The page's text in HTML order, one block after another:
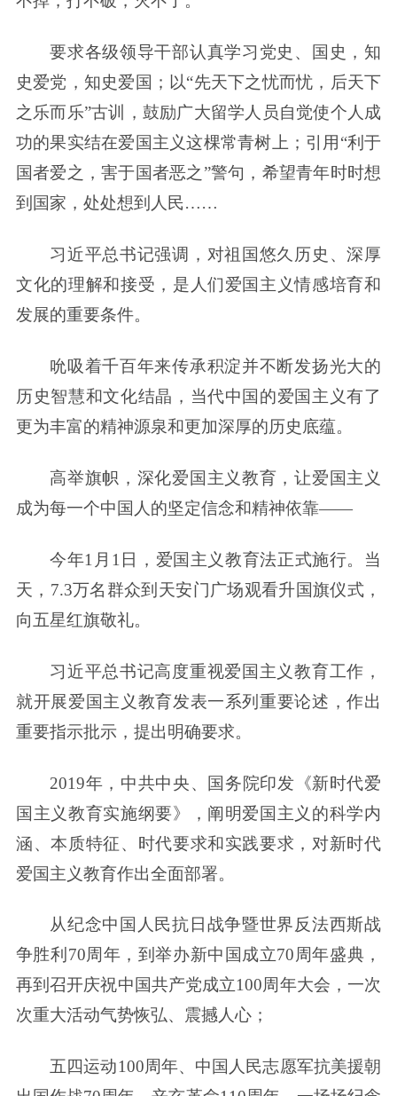
要求各级领导干部认真学习党史、国史，知
史爱党，知史爱国；以“先天下之忧而忧，后天下
之乐而乐”古训，鼓励广大留学人员自觉使个人成
功的果实结在爱国主义这棵常青树上；引用“利于
国者爱之，害于国者恶之”警句，希望青年时时想
到国家，处处想到人民……
习近平总书记强调，对祖国悠久历史、深厚
文化的理解和接受，是人们爱国主义情感培育和
发展的重要条件。
吮吸着千百年来传承积淀并不断发扬光大的
历史智慧和文化结晶，当代中国的爱国主义有了
更为丰富的精神源泉和更加深厚的历史底蕴。
高举旗帜，深化爱国主义教育，让爱国主义
成为每一个中国人的坚定信念和精神依靠——
今年1月1日，爱国主义教育法正式施行。当
天，7.3万名群众到天安门广场观看升国旗仪式，
向五星红旗敬礼。
习近平总书记高度重视爱国主义教育工作，
就开展爱国主义教育发表一系列重要论述，作出
重要指示批示，提出明确要求。
2019年，中共中央、国务院印发《新时代爱
国主义教育实施纲要》，阐明爱国主义的科学内
涵、本质特征、时代要求和实践要求，对新时代
爱国主义教育作出全面部署。
从纪念中国人民抗日战争暨世界反法西斯战
争胜利70周年，到举办新中国成立70周年盛典，
再到召开庆祝中国共产党成立100周年大会，一次
次重大活动气势恢弘、震撼人心；
五四运动100周年、中国人民志愿军抗美援朝